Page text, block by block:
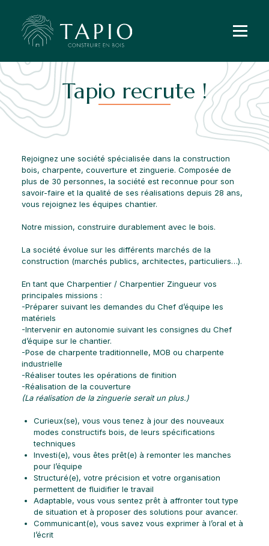
Tapio recrute !
Rejoignez une société spécialisée dans la construction
bois, charpente, couverture et zinguerie. Composée de
plus de 30 personnes, la société est reconnue pour son
savoir-faire et la qualité de ses réalisations depuis 28 ans,
vous rejoignez les équipes chantier.
Notre mission, construire durablement avec le bois.
La société évolue sur les différents marchés de la
construction (marchés publics, architectes, particuliers…).
En tant que Charpentier / Charpentier Zingueur vos
principales missions :
-Préparer suivant les demandes du Chef d’équipe les
matériels
-Intervenir en autonomie suivant les consignes du Chef
d’équipe sur le chantier.
-Pose de charpente traditionnelle, MOB ou charpente
industrielle
-Réaliser toutes les opérations de finition
-Réalisation de la couverture
(La réalisation de la zinguerie serait un plus.)
Curieux(se), vous vous tenez à jour des nouveaux
modes constructifs bois, de leurs spécifications
techniques
Investi(e), vous êtes prêt(e) à remonter les manches
pour l’équipe
Structuré(e), votre précision et votre organisation
permettent de fluidifier le travail
Adaptable, vous vous sentez prêt à affronter tout type
de situation et à proposer des solutions pour avancer.
Communicant(e), vous savez vous exprimer à l’oral et à
l’écrit